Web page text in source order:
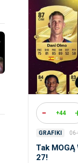
- +44
GRAFIKI
Tak MOGĄ
27!